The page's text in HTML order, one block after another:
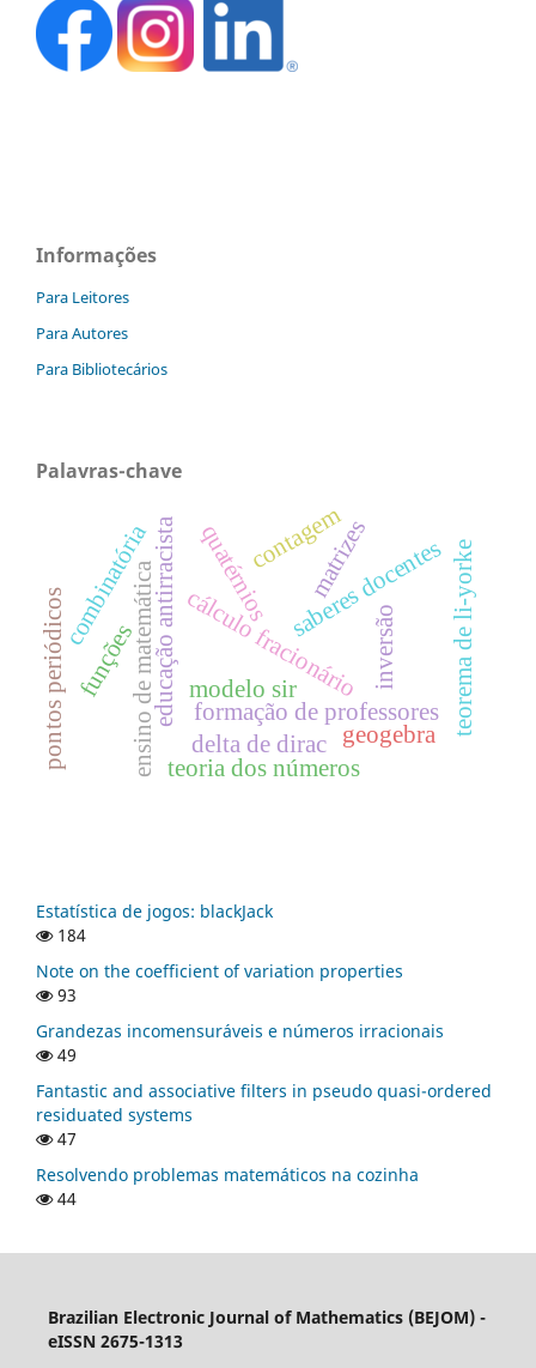
Informações
Para Leitores
Para Autores
Para Bibliotecários
Palavras-chave
formação de professores
educação antirracista
ensino de matemática saberes docentes
cálculo fracionário
quatérnios
inversão
delta de dirac
combinatória matrizes
contagem
teoria dos números
geogebra
modelo sir
pontos periódicos teorema de li-yorke
funções
Estatística de jogos: blackJack
184
Note on the coefficient of variation properties
93
Grandezas incomensuráveis e números irracionais
49
Fantastic and associative filters in pseudo quasi-ordered
residuated systems
47
Resolvendo problemas matemáticos na cozinha
44
Brazilian Electronic Journal of Mathematics (BEJOM) -
eISSN 2675-1313